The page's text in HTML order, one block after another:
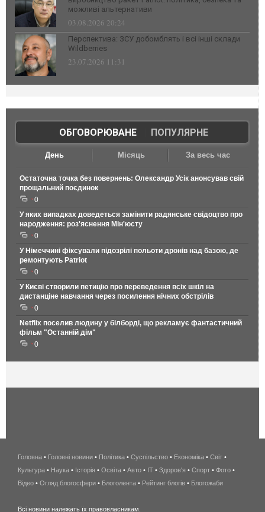
можливі альтернативи
03.08.2026 20:24
Перспектива: ЗСУ добомблять і всі інші склади
Wildberries
23.07.2026 11:31
ОБГОВОРЮВАНЕ| ПОПУЛЯРНЕ
День Місяць За весь час
Остаточна точка без повернень: Олександр Усік анонсував свій
прощальний поєдинок
0
У яких випадках доведеться замінити радянське свідоцтво про
народження: роз'яснення Мін'юсту
0
У Німеччині фіксували підозрілі польоти дронів над базою, де
ремонтують Patriot
0
У Києві створили петицію про переведення всіх шкіл на
дистанціне навчання через посилення нічних обстрілів
0
Netflix поселив людину у білборді, що рекламує фантастичний
фільм "Останній дім"
0
беспроводной
интернет
киев
Головна • Головні новини • Політика • Суспільство • Економіка • Світ •
Культура • Наука • Історія • Освіта • Авто • IT • Здоров'я • Спорт • Фото •
Відео • Огляд блогосфери • Блоголента • Рейтинг блогів • Блогожаби
Всі новини належать їх правовласникам.